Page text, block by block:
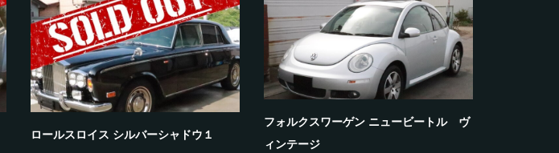
ロールスロイス シルバーシャドウ１
フォルクスワーゲン ニュービートル ヴ
ィンテージ